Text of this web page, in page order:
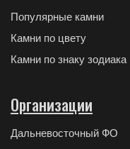
Популярные камни
Камни по цвету
Камни по знаку зодиака
Организации
Дальневосточный ФО